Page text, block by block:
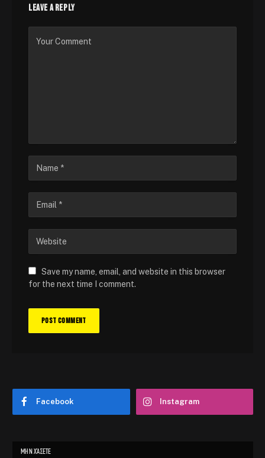
LEAVE A REPLY
Save my name, email, and website in this browser
for the next time I comment.
Facebook Instagram
ΜΗΝ ΧΆΣΕΤΕ